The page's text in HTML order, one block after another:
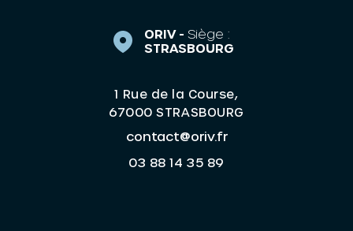
ORIV - Siège :
STRASBOURG
1 Rue de la Course,
67000 STRASBOURG
contact@oriv.fr
03 88 14 35 89